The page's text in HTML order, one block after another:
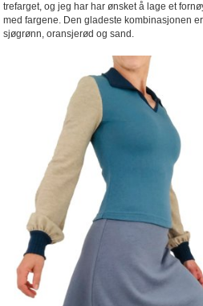
trefarget, og jeg har har ønsket å lage et
med fargene. Den gladeste kombinasjonen
sjøgrønn, oransjerød og sand.